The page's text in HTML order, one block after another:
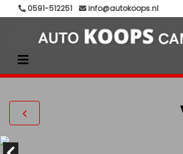
0591-512251 info@autokoops.nl